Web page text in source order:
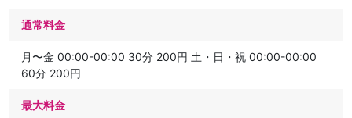
通常料金
月〜金 00:00-00:00 30分 200円 土・日・祝 00:00-00:00
60分 200円
最大料金